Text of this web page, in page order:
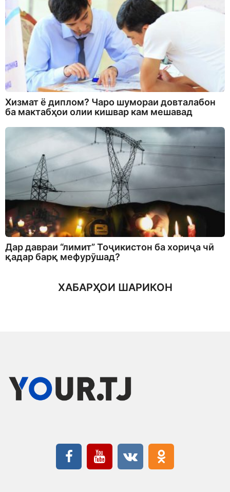
Хизмат ё диплом? Чаро шумораи довталабон
ба мактабҳои олии кишвар кам мешавад
Дар давраи “лимит” Тоҷикистон ба хориҷа чӣ
қадар барқ мефурӯшад?
ХАБАРҲОИ ШАРИКОН